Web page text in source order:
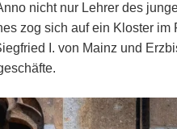
nicht nur Lehrer des
zog sich auf ein Kloster
I. von Mainz und